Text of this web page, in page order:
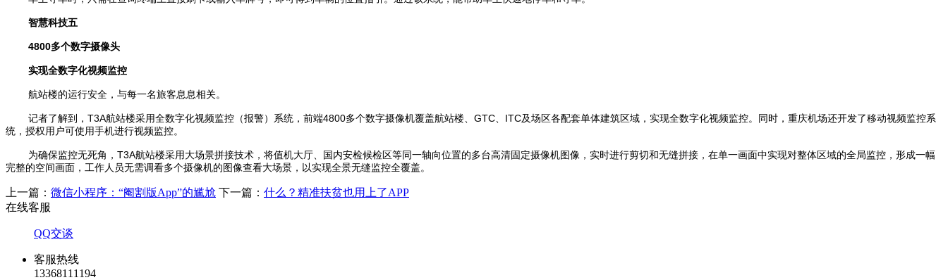
智慧科技五
4800多个数字摄像头
实现全数字化视频监控
航站楼的运行安全，与每一名旅客息息相关。
记者了解到，T3A航站楼采用全数字化视频监控（报警）系统，前端4800多个数字摄像机覆盖航站楼、GTC、ITC及场区各配套单体建筑区域，实现全数字化视频监控。同时，重庆机场还开发了移动视频监控系
统，授权用户可使用手机进行视频监控。
为确保监控无死角，T3A航站楼采用大场景拼接技术，将值机大厅、国内安检候检区等同一轴向位置的多台高清固定摄像机图像，实时进行剪切和无缝拼接，在单一画面中实现对整体区域的全局监控，形成一幅
完整的空间画面，工作人员无需调看多个摄像机的图像查看大场景，以实现全景无缝监控全覆盖。
上一篇： 微信小程序：“阉割版App”的尴尬 下一篇： 什么？精准扶贫也用上了APP
在线客服
QQ交谈
客服热线
13368111194